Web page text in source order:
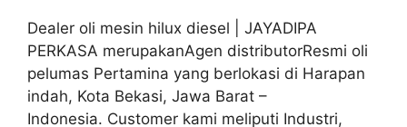
Dealer oli mesin hilux diesel | JAYADIPA
PERKASA merupakanAgen distributorResmi oli
pelumas Pertamina yang berlokasi di Harapan
indah, Kota Bekasi, Jawa Barat –
Indonesia. Customer kami meliputi Industri,